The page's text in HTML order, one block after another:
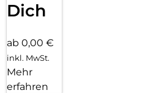
Dich
ab 0,00 €
inkl. MwSt.
Mehr
erfahren